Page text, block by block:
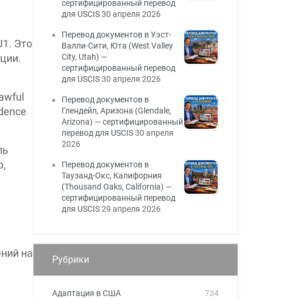
Это
на
сертифицированный перевод
для USCIS30 апреля 2026
Перевод документов в Уэст-
Валли-Сити, Юта (West Valley
City, Utah) —
сертифицированный перевод
для USCIS30 апреля 2026
Перевод документов в
Глендейл, Аризона (Glendale,
Arizona) — сертифицированный
перевод для USCIS30 апреля
2026
Перевод документов в
Таузанд-Окс, Калифорния
(Thousand Oaks, California) —
сертифицированный перевод
для USCIS29 апреля 2026
Рубрики
Адаптация в США
734